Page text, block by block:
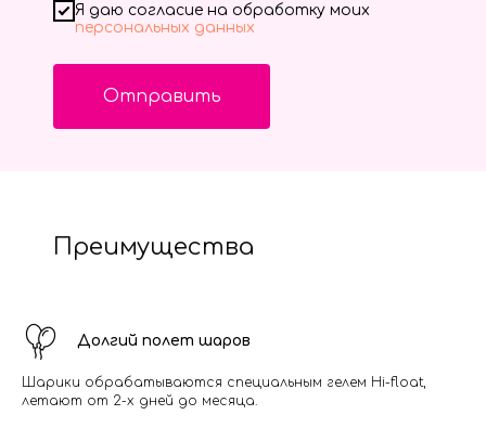
Я даю согласие на обработку моих
персональных данных
Отправить
Преимущества
Долгий полет шаров
Шарики обрабатываются специальным гелем Hi-float,
летают от 2-х дней до месяца.